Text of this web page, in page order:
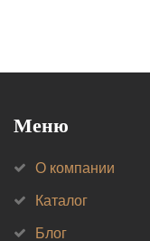
Меню
О компании
Каталог
Блог